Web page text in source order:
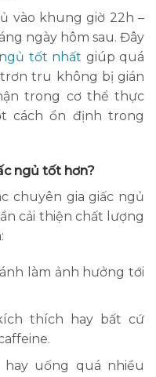
vào khung giờ 22h –
ngày hôm sau. Đây
tốt nhất giúp quá
tru không bị gián
trong cơ thể thực
cách ổn định trong
ngủ tốt hơn?
chuyên gia giấc ngủ
cải thiện chất lượng
làm ảnh hưởng tới
thích hay bất cứ
uống quá nhiều